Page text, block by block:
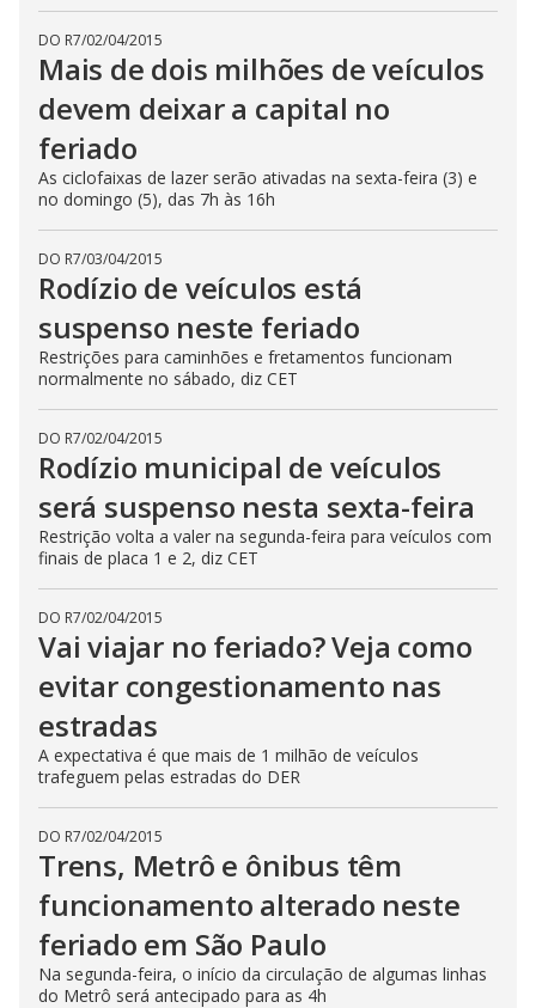
DO R7/02/04/2015
Mais de dois milhões de veículos
devem deixar a capital no
feriado
As ciclofaixas de lazer serão ativadas na sexta-feira (3) e
no domingo (5), das 7h às 16h
DO R7/03/04/2015
Rodízio de veículos está
suspenso neste feriado
Restrições para caminhões e fretamentos funcionam
normalmente no sábado, diz CET
DO R7/02/04/2015
Rodízio municipal de veículos
será suspenso nesta sexta-feira
Restrição volta a valer na segunda-feira para veículos com
finais de placa 1 e 2, diz CET
DO R7/02/04/2015
Vai viajar no feriado? Veja como
evitar congestionamento nas
estradas
A expectativa é que mais de 1 milhão de veículos
trafeguem pelas estradas do DER
DO R7/02/04/2015
Trens, Metrô e ônibus têm
funcionamento alterado neste
feriado em São Paulo
Na segunda-feira, o início da circulação de algumas linhas
do Metrô será antecipado para as 4h